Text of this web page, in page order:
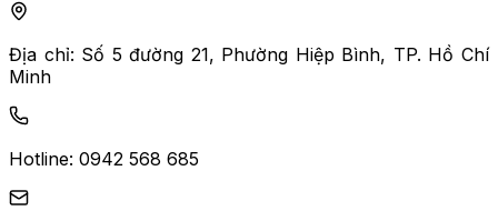
Địa chỉ: Số 5 đường 21, Phường Hiệp Bình, TP. Hồ Chí
Minh
Hotline: 0942 568 685